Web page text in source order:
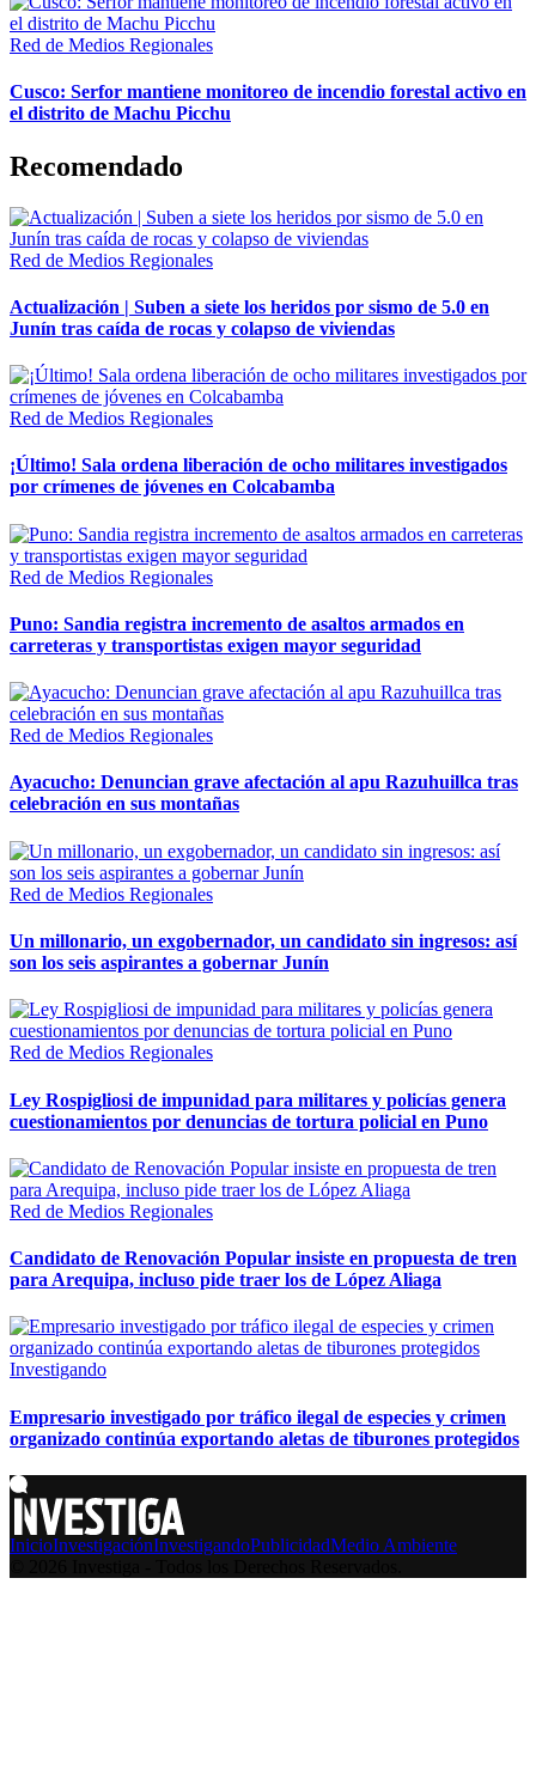
Red de Medios Regionales
Cusco: Serfor mantiene monitoreo de incendio forestal activo en
el distrito de Machu Picchu
Recomendado
Red de Medios Regionales
Actualización | Suben a siete los heridos por sismo de 5.0 en
Junín tras caída de rocas y colapso de viviendas
Red de Medios Regionales
¡Último! Sala ordena liberación de ocho militares investigados
por crímenes de jóvenes en Colcabamba
Red de Medios Regionales
Puno: Sandia registra incremento de asaltos armados en
carreteras y transportistas exigen mayor seguridad
Red de Medios Regionales
Ayacucho: Denuncian grave afectación al apu Razuhuillca tras
celebración en sus montañas
Red de Medios Regionales
Un millonario, un exgobernador, un candidato sin ingresos: así
son los seis aspirantes a gobernar Junín
Red de Medios Regionales
Ley Rospigliosi de impunidad para militares y policías genera
cuestionamientos por denuncias de tortura policial en Puno
Red de Medios Regionales
Candidato de Renovación Popular insiste en propuesta de tren
para Arequipa, incluso pide traer los de López Aliaga
Investigando
Empresario investigado por tráfico ilegal de especies y crimen
organizado continúa exportando aletas de tiburones protegidos
InicioInvestigaciónInvestigandoPublicidadMedio Ambiente